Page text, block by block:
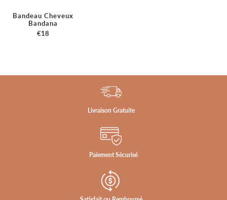
Bandeau Cheveux
Bandana
€18
Livraison Gratuite
Paiement Sécurisé